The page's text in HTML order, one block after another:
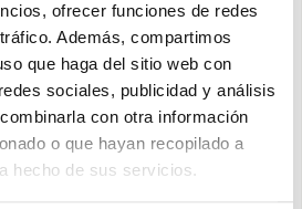
ofrecer funciones de redes
Además, compartimos
que haga del sitio web con
sociales, publicidad y análisis
con otra información
o que hayan recopilado a
hecho de sus servicios.
Descubra